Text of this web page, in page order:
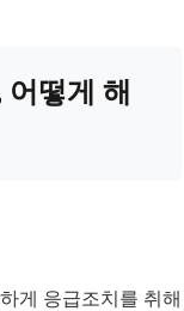
떻게 해
게 응급조치를 취해